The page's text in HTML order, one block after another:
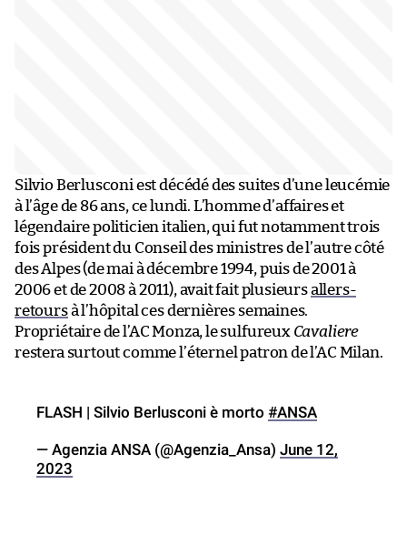
Silvio Berlusconi est décédé des suites d’une leucémie
à l’âge de 86 ans, ce lundi. L’homme d’affaires et
légendaire politicien italien, qui fut notamment trois
fois président du Conseil des ministres de l’autre côté
des Alpes (de mai à décembre 1994, puis de 2001 à
2006 et de 2008 à 2011), avait fait plusieursallers-
retoursà l’hôpital ces dernières semaines.
Propriétaire de l’AC Monza, le sulfureux Cavaliere
restera surtout comme l’éternel patron de l’AC Milan.
FLASH | Silvio Berlusconi è morto #ANSA
— Agenzia ANSA (@Agenzia_Ansa) June 12,
2023